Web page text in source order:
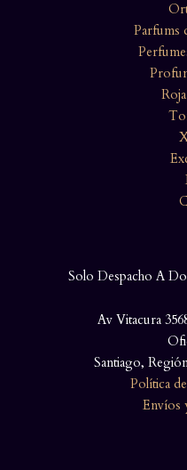
Parfums
Solo Despacho A
Av Vitacura
Santiago,
Política
Envíos